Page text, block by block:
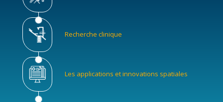
Recherche clinique
Les applications et innovations spatiales